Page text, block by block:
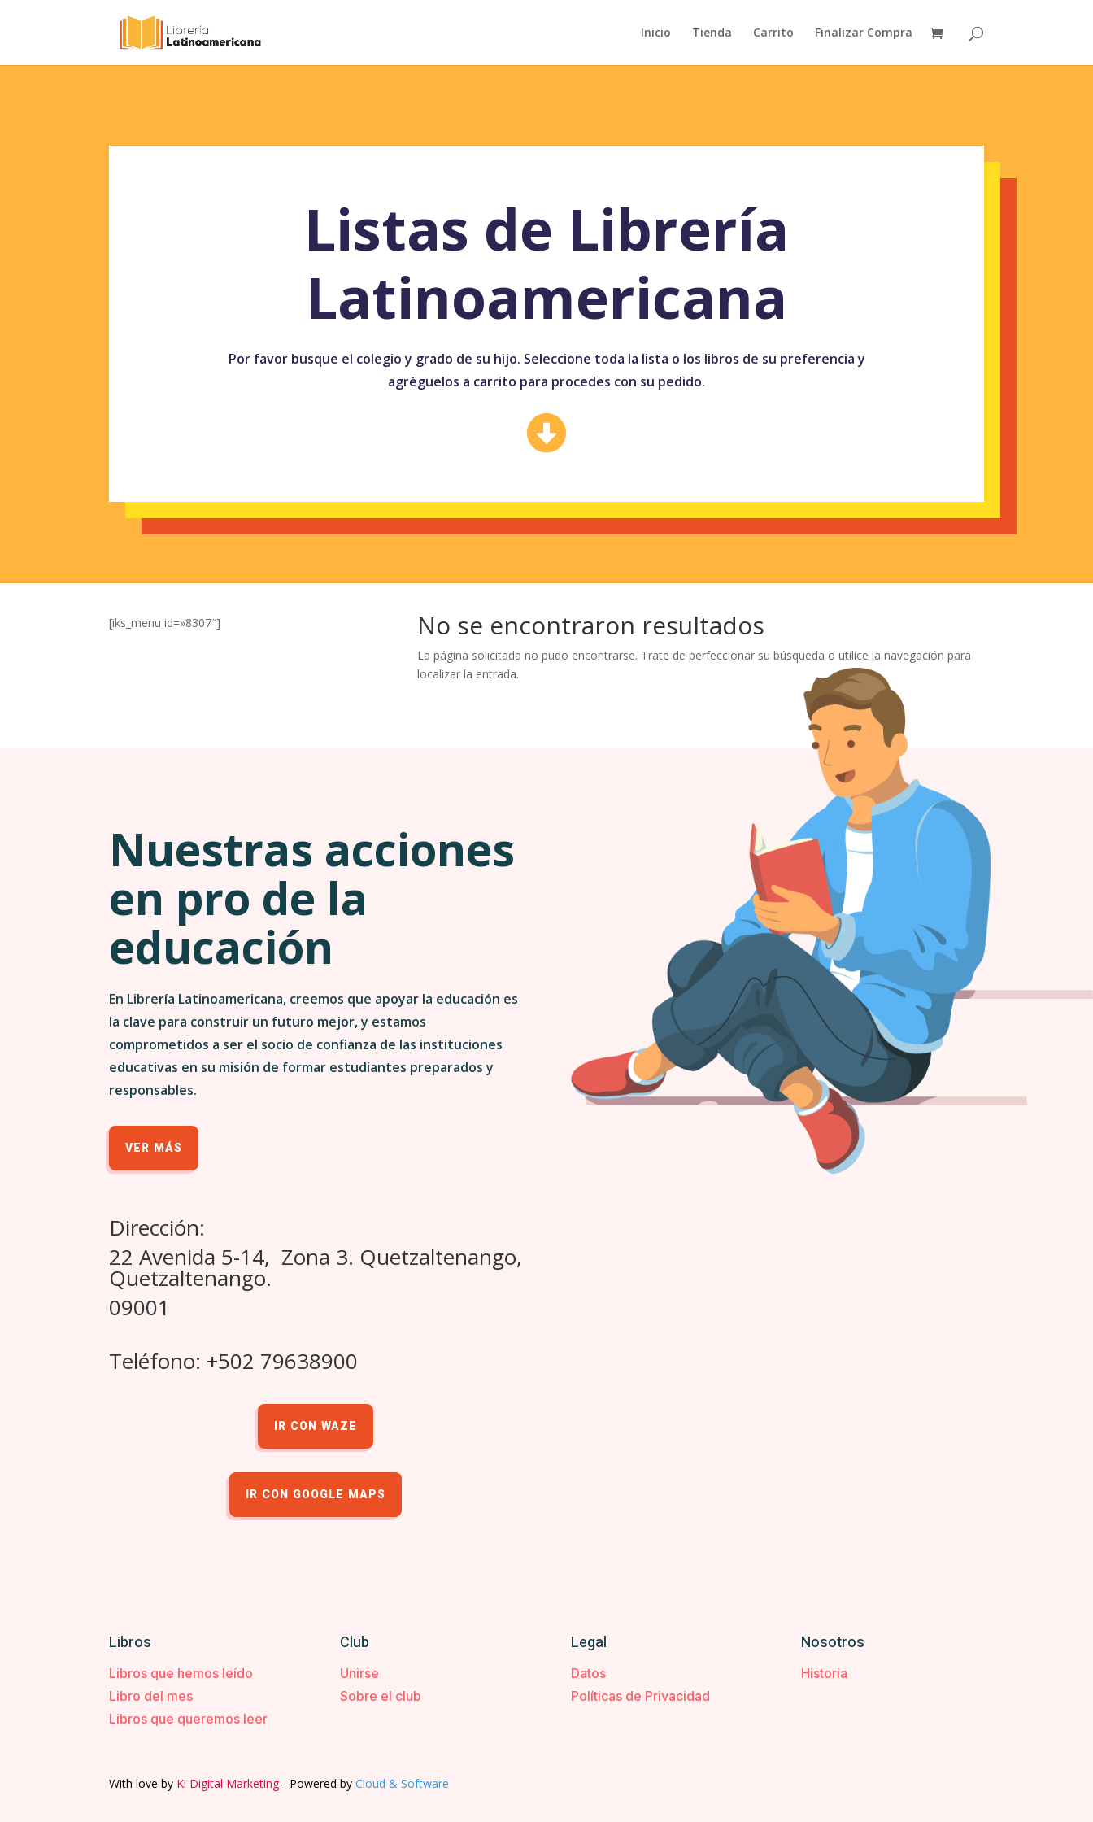
Inicio Tienda Carrito Finalizar Compra
Listas de Librería
Latinoamericana
Por favor busque el colegio y grado de su hijo. Seleccione toda la lista o los libros de su preferencia y
agréguelos a carrito para procedes con su pedido.

[iks_menu id=»8307″] No se encontraron resultados
La página solicitada no pudo encontrarse. Trate de perfeccionar su búsqueda o utilice la navegación para
localizar la entrada.
Nuestras acciones
en pro de la
educación
En Librería Latinoamericana, creemos que apoyar la educación es
la clave para construir un futuro mejor, y estamos
comprometidos a ser el socio de confianza de las instituciones
educativas en su misión de formar estudiantes preparados y
responsables.
VER MÁS
Dirección:
22 Avenida 5-14, Zona 3. Quetzaltenango,
Quetzaltenango.
09001
Teléfono: +502 79638900
IR CON WAZE
IR CON GOOGLE MAPS
Libros
Libros que hemos leído
Libro del mes
Libros que queremos leer
Club
Unirse
Sobre el club
Legal
Datos
Políticas de Privacidad
Nosotros
Historia
With love by Ki Digital Marketing - Powered byCloud & Software